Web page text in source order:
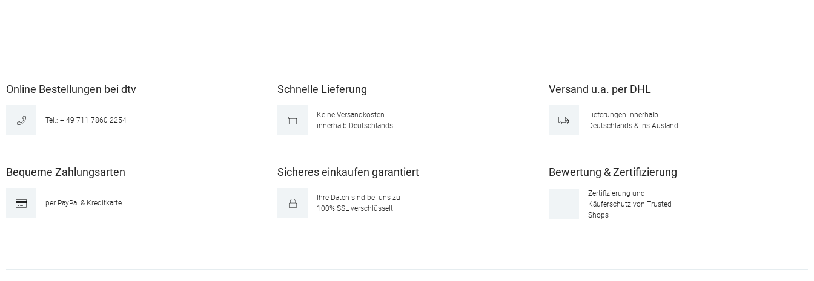
Online Bestellungen bei dtv
Tel.: + 49 711 7860 2254
Schnelle Lieferung
Keine Versandkosten
innerhalb Deutschlands
Versand u.a. per DHL
Lieferungen innerhalb
Deutschlands & ins Ausland
Bequeme Zahlungsarten
per PayPal & Kreditkarte
Sicheres einkaufen garantiert
Ihre Daten sind bei uns zu
100% SSL verschlüsselt
Bewertung & Zertifizierung
Zertifizierung und
Käuferschutz von Trusted
Shops